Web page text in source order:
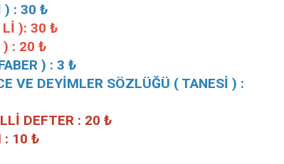
) : 30 ₺
Lİ ): 30 ₺
) : 20 ₺
) : 3 ₺
VE DEYİMLER SÖZLÜĞÜ ( TANESİ ) :
DEFTER : 20 ₺
: 10 ₺